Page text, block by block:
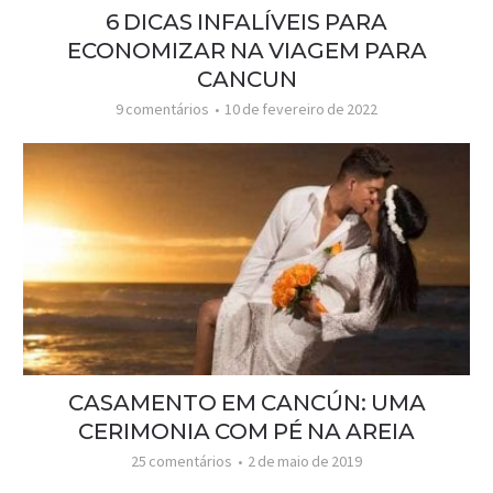
6 DICAS INFALÍVEIS PARA
ECONOMIZAR NA VIAGEM PARA
CANCUN
9 comentários 10 de fevereiro de 2022
CASAMENTO EM CANCÚN: UMA
CERIMONIA COM PÉ NA AREIA
25 comentários 2 de maio de 2019